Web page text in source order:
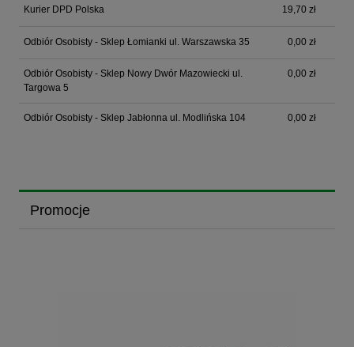
Kurier DPD Polska 19,70 zł
Odbiór Osobisty - Sklep Łomianki ul. Warszawska 35 0,00 zł
Odbiór Osobisty - Sklep Nowy Dwór Mazowiecki ul.
Targowa 5
0,00 zł
Odbiór Osobisty - Sklep Jabłonna ul. Modlińska 104 0,00 zł
Promocje